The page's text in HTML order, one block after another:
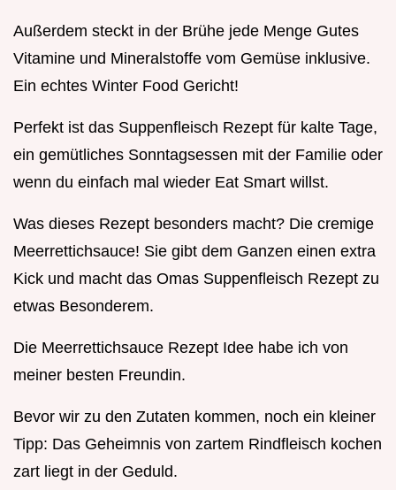
Außerdem steckt in der Brühe jede Menge Gutes
Vitamine und Mineralstoffe vom Gemüse inklusive.
Ein echtes Winter Food Gericht!
Perfekt ist das Suppenfleisch Rezept für kalte Tage,
ein gemütliches Sonntagsessen mit der Familie oder
wenn du einfach mal wieder Eat Smart willst.
Was dieses Rezept besonders macht? Die cremige
Meerrettichsauce! Sie gibt dem Ganzen einen extra
Kick und macht das Omas Suppenfleisch Rezept zu
etwas Besonderem.
Die Meerrettichsauce Rezept Idee habe ich von
meiner besten Freundin.
Bevor wir zu den Zutaten kommen, noch ein kleiner
Tipp: Das Geheimnis von zartem Rindfleisch kochen
zart liegt in der Geduld.